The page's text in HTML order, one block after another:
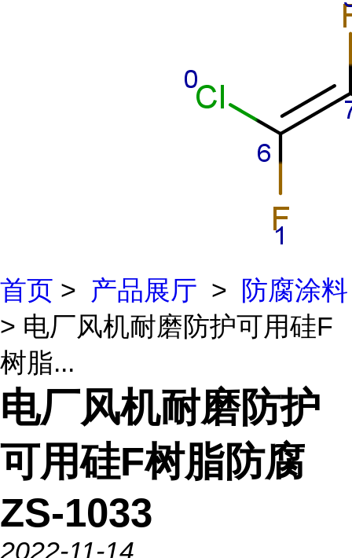
首页 > 产品展厅 >
防腐涂料
> 电厂风机耐磨防护可用硅F
树脂...
电厂风机耐磨防护
可用硅F树脂防腐
ZS-1033
2022-11-14